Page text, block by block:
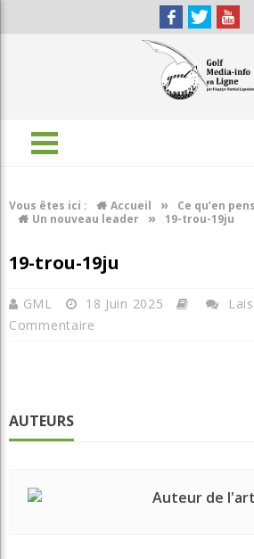
Vous êtes ici : Accueil » Ce qu’en
Un nouveau leader » 19-trou-19ju
19-trou-19ju
GML 18 Juin 2025
Commentaire
AUTEURS
Auteur de